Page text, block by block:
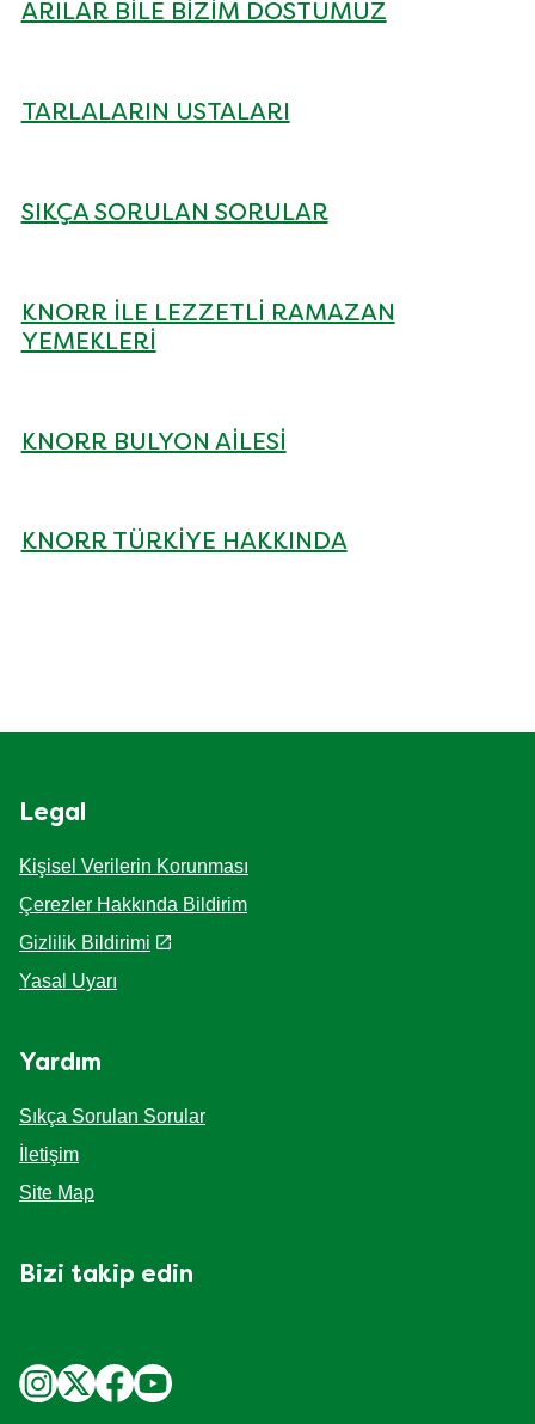
ARILAR BİLE BİZİM DOSTUMUZ
TARLALARIN USTALARI
SIKÇA SORULAN SORULAR
KNORR ILE LEZZETLI RAMAZAN
YEMEKLERI
KNORR BULYON AILESI
KNORR TÜRKIYE HAKKINDA
Legal
Kişisel Verilerin Korunması
Çerezler Hakkında Bildirim
Gizlilik Bildirimi
Yasal Uyarı
Yardım
Sıkça Sorulan Sorular
İletişim
Site Map
Bizi takip edin